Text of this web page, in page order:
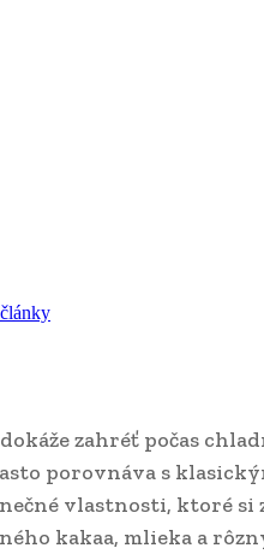
zahréť počas
porovnáva s
vlastnosti, ktoré si
kakaa, mlieka a